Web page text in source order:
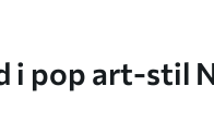
i pop art-stil